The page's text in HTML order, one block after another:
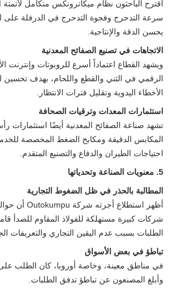
اقترح الباحثون نظام ميكاترونكس متكامل
سرعة التدحرج وفجوة التدحرج في الدرفلة على
يحسن الدقة والإنتاجية.
الاتجاهات في تصنيع الصفائح المعدنية
ويشهد القطاع اعتماداً أسرع للروبوتات وإنترنت
الرقمي في الثني والقطع واللحام، بهدف تحسين
الأخطاء اليدوية وتقليل فترات الانتظار.
استثمارات المعدات وترقيات الصحافة
تشهد صناعة الصفائح المعدنية أيضًا استثمارات
المكابس الدقيقة ومكابح الضغط المخصصة
احتياجات الطيران والدفاع والتصنيع المتقدم.
5. معنويات الصناعة وتحدياتها
المطالبة بالحذر في ظل الضغوط التجارية
شركات كبيرة مستهلكة للفولاذ المقاوم للصدأ
الطلبات بسبب عدم اليقين التجاري والتعريفات
تباطؤ في بعض الأسواق
في مناطق معينة، وخاصة أوروبا، كان الطلب على
وأبلغ المصنعون عن تباطؤ تدفق الطلبات.